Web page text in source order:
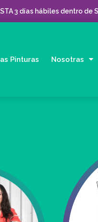
3 días hábiles dentro
Pinturas Nosotras